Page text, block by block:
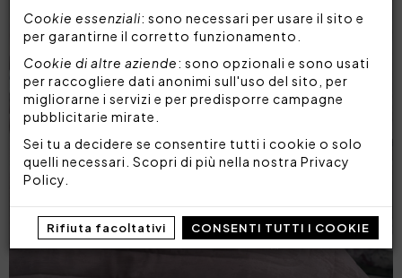
Cookie essenziali: sono necessari per usare il sito e
per garantirne il corretto funzionamento.
Cookie di altre aziende: sono opzionali e sono usati
per raccogliere dati anonimi sull'uso del sito, per
migliorarne i servizi e per predisporre campagne
pubblicitarie mirate.
Sei tu a decidere se consentire tutti i cookie o solo
quelli necessari. Scopri di più nella nostra Privacy
Policy
Rifiuta facoltativi CONSENTI TUTTI I COOKIE